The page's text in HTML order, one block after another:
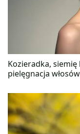
Kozieradka,
pielęgnacja włosów